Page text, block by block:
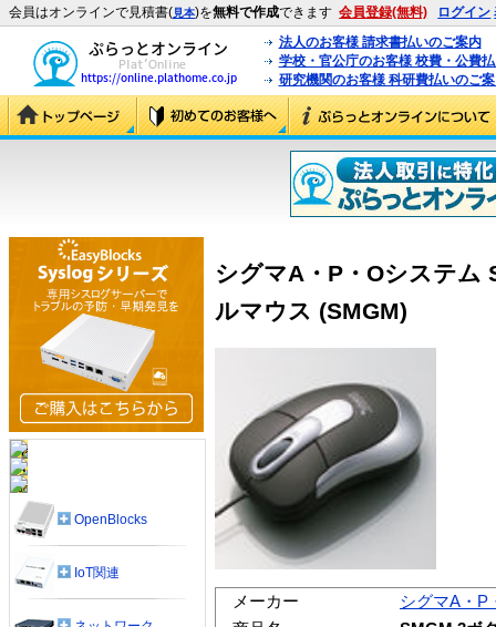
会員はオンラインで見積書(見本)を無料で作成できます 会員登録(無料) ログイン
法人のお客様 請求書払いのご案内
学校・官公庁のお客様 校費・公費
研究機関のお客様 科研費払いのご
シグマA・P・Oシステム
ルマウス (SMGM)
メーカー
シグマA・P
OpenBlocks
IoT関連